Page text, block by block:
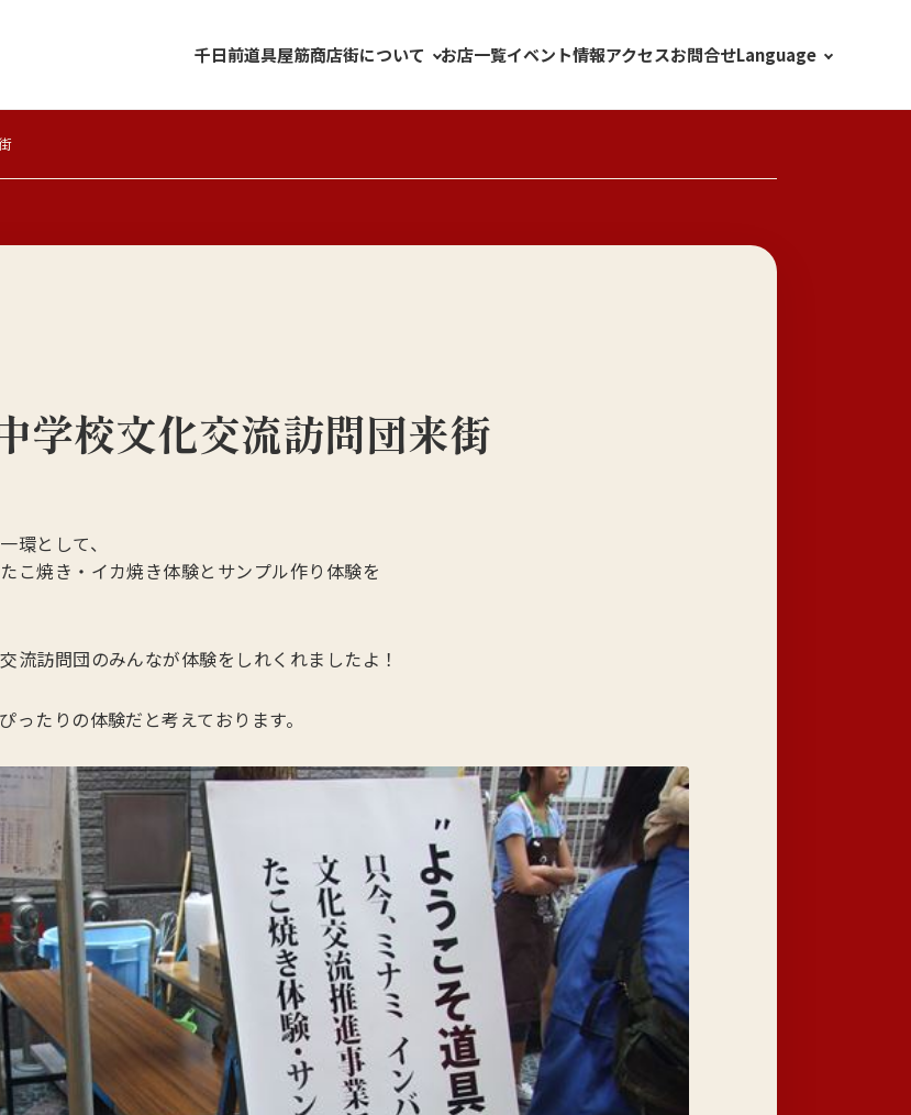
千日前道具屋筋商店街について お店一覧イベント情報アクセスお問合せLanguage
学校文化交流訪問団来街
環として、
こ焼き・イカ焼き体験とサンプル作り体験を
流訪問団のみんなが体験をしれくれましたよ！
たりの体験だと考えております。